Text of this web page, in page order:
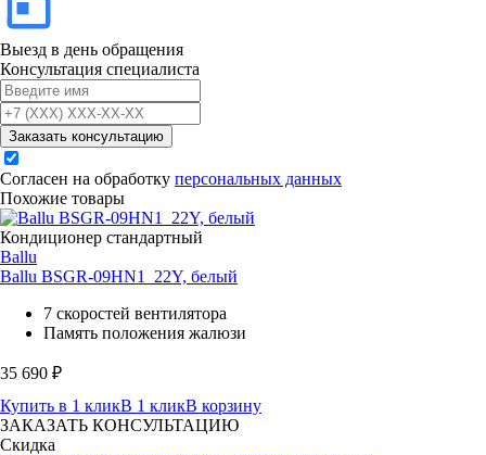
Выезд в день обращения
Консультация специалиста
Заказать консультацию
Согласен на обработку персональных данных
Похожие товары
Кондиционер стандартный
Ballu
Ballu BSGR-09HN1_22Y, белый
7 скоростей вентилятора
Память положения жалюзи
35 690 ₽
Купить в 1 кликВ 1 кликВ корзину
ЗАКАЗАТЬ КОНСУЛЬТАЦИЮ
Скидка